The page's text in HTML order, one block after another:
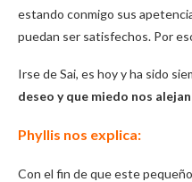
estando conmigo sus
puedan ser satisfechos. Por
Irse de Sai, es hoy y ha sido
deseo y que miedo nos
Phyllis nos explica:
Con el fin de que este